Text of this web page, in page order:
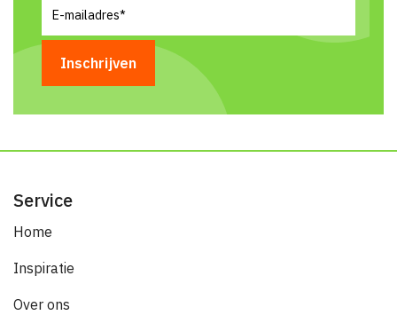
mailadres(Vereist)
Service
Home
Inspiratie
Over ons